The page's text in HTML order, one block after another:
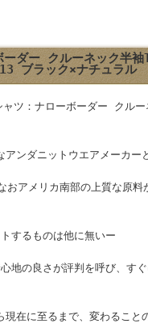
ダー クルーネック半
ラック×ナチュラル
：ナローボーダー クルー
ンダニットウエアメーカー
アメリカ南部の上質な原
るものは他に無いー
地の良さが評判を呼び、す
在に至るまで、変わること